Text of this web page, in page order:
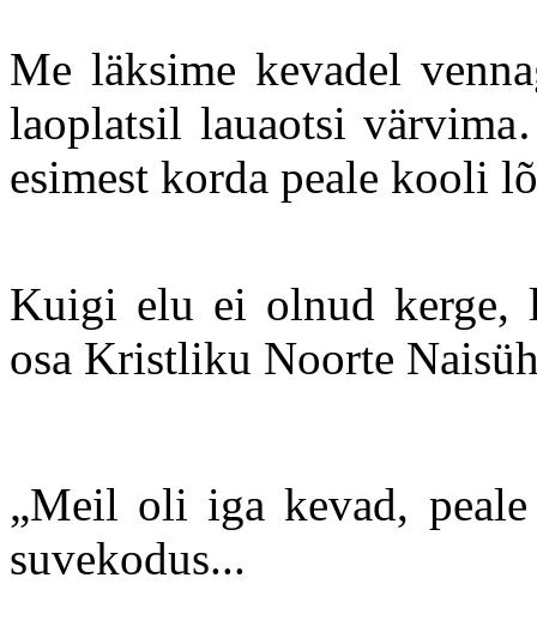
Me läksime kevadel
laoplatsil lauaotsi
esimest korda peale kooli
Kuigi elu ei olnud
osa Kristliku Noorte
„Meil oli iga kevad,
suvekodus...